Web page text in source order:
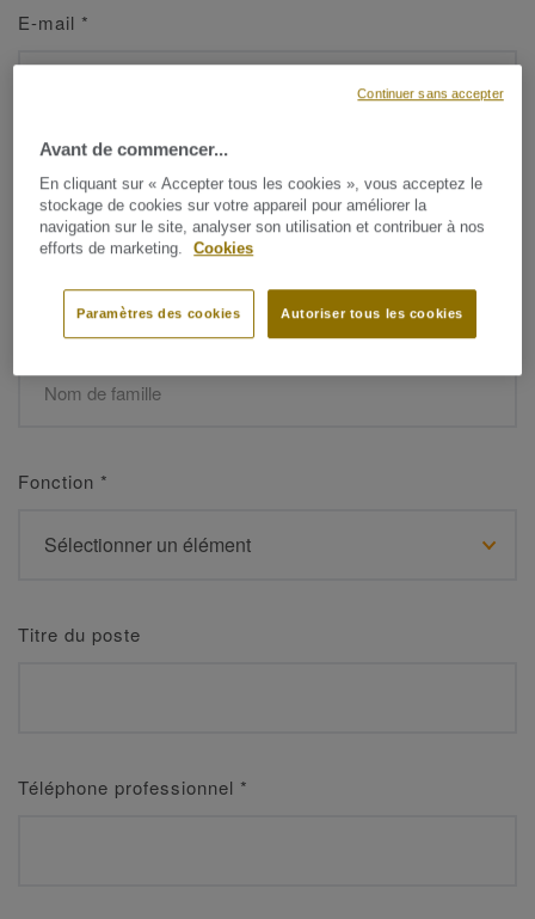
E-mail *
Prénom*
Fonction *
Titre du poste
Téléphone professionnel *
Avant de commencer...
En cliquant sur « Accepter tous les cookies », vous acceptez le
stockage de cookies sur votre appareil pour améliorer la
navigation sur le site, analyser son utilisation et contribuer à nos
efforts de marketing.
Cookies
Autoriser tous les cookies
Paramètres des cookies
Continuer sans accepter